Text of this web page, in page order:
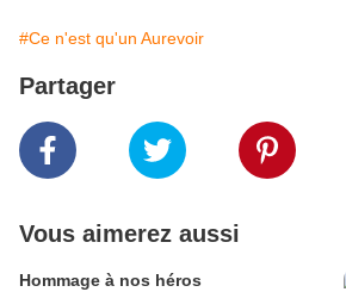
#Ce n'est qu'un Aurevoir
Partager
Vous aimerez aussi
Hommage à nos héros